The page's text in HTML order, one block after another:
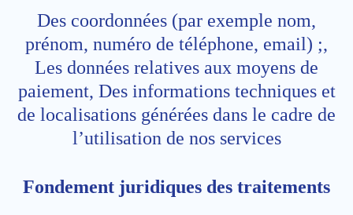
Des coordonnées (par exemple nom,
prénom, numéro de téléphone, email) ;,
Les données relatives aux moyens de
paiement, Des informations techniques et
de localisations générées dans le cadre de
l’utilisation de nos services
Fondement juridiques des traitements